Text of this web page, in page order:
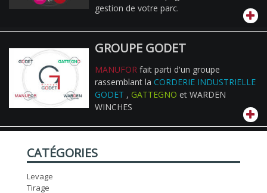
gestion de votre parc.
GROUPE GODET
MANUFOR fait parti d'un groupe
rassemblant la CORDERIE INDUSTRIELLE
GODET , GATTEGNO et WARDEN
WINCHES
CATÉGORIES
Levage
Tirage